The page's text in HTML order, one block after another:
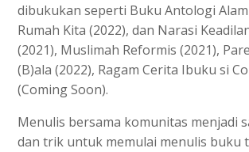
dibukukan seperti Buku Antologi Alam
Rumah Kita (2022), dan Narasi
(2021), Muslimah Reformis (2021),
(B)ala (2022), Ragam Cerita Ibuku si
(Coming Soon).
Menulis bersama komunitas menjadi
dan trik untuk memulai menulis buku